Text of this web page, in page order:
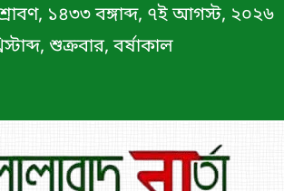
১৪৩৩ বঙ্গাব্দ, ৭ই আগস্ট, ২০২৬
শুক্রবার, বর্ষাকাল